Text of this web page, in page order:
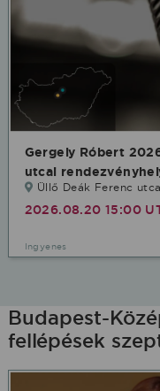
Gergely Róbert
utcai
Üllő Deák Ferenc
2026.08.20 15:00
Ingyenes
Budapest-
fellépések